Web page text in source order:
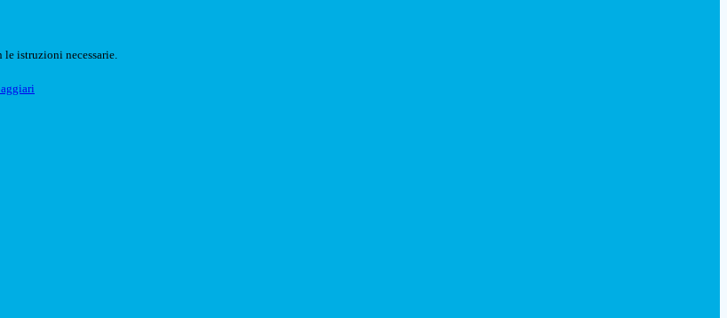
istruzioni necessarie.